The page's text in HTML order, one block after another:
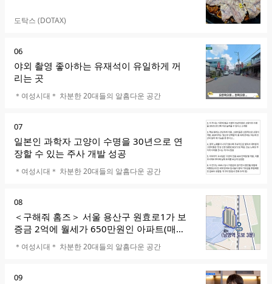
카페명
도탁스 (DOTAX)
순
위
06
야외 촬영 좋아하는 유재석이 유일하게 꺼
리는 곳
카페명
＊여성시대＊ 차분한 20대들의 알흠다운 공간
순
위
07
일본인 과학자 고양이 수명을 30년으로 연
장할 수 있는 주사 개발 성공
카페명
＊여성시대＊ 차분한 20대들의 알흠다운 공간
순
위
08
＜구해줘 홈즈＞ 서울 용산구 원효로1가 보
증금 2억에 월세가 650만원인 아파트(매매
는 24억)
카페명
＊여성시대＊ 차분한 20대들의 알흠다운 공간
순
09